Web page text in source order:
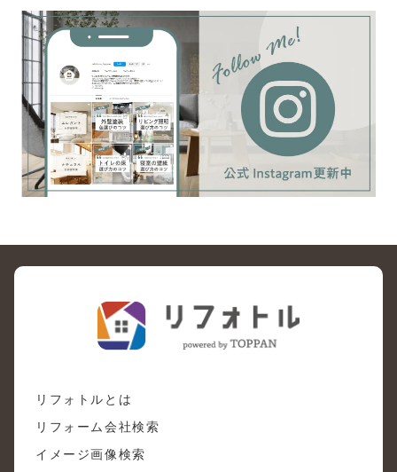
リフォトルとは
リフォーム会社検索
イメージ画像検索